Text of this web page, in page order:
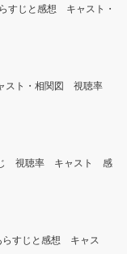
すじと感想 キャスト・
スト・相関図 視聴率
じ 視聴率 キャスト 感
らすじと感想 キャス